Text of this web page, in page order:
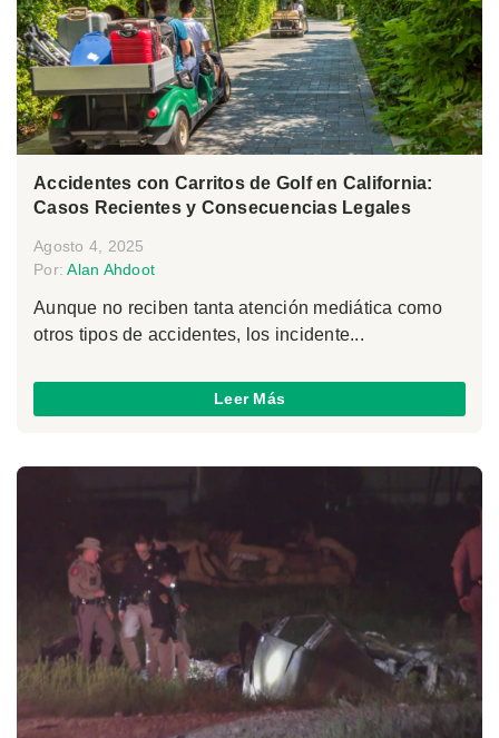
Accidentes con Carritos de Golf en California:
Casos Recientes y Consecuencias Legales
Agosto 4, 2025
Por:Alan Ahdoot
Aunque no reciben tanta atención mediática como
otros tipos de accidentes, los incidente...
Leer Más